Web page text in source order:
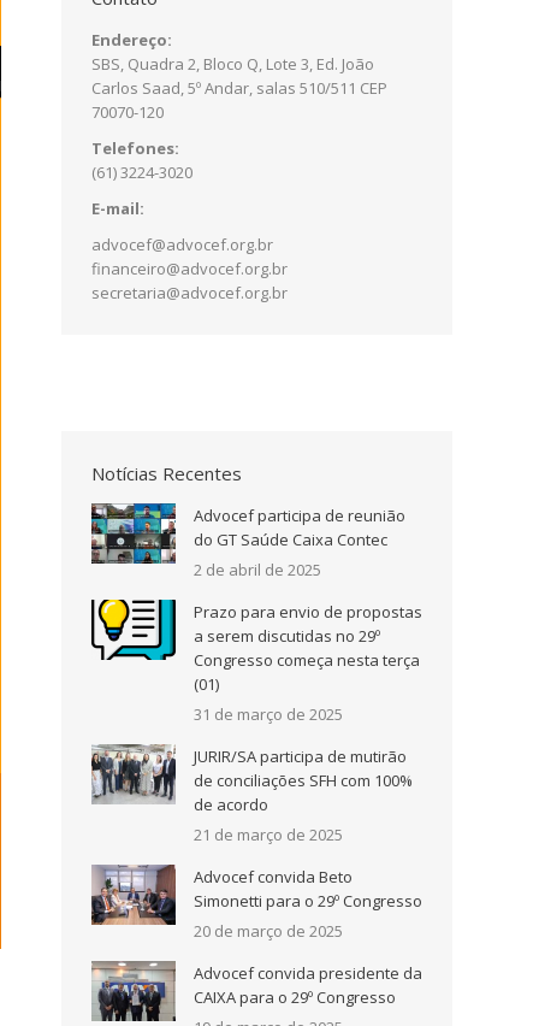
Endereço:
SBS, Quadra 2, Bloco Q, Lote 3, Ed. João
Carlos Saad, 5º Andar, salas 510/511 CEP
70070-120
Telefones:
(61) 3224-3020
E-mail:
advocef@advocef.org.br
financeiro@advocef.org.br
secretaria@advocef.org.br
Notícias Recentes
Advocef participa de reunião
do GT Saúde Caixa Contec
2 de abril de 2025
Prazo para envio de propostas
a serem discutidas no 29º
Congresso começa nesta terça
(01)
31 de março de 2025
JURIR/SA participa de mutirão
de conciliações SFH com 100%
de acordo
21 de março de 2025
Advocef convida Beto
Simonetti para o 29º Congresso
20 de março de 2025
Advocef convida presidente da
CAIXA para o 29º Congresso